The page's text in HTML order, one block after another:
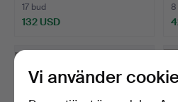
17 bud
132 USD
8
Vi använder